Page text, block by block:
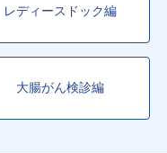
レディースドック編
大腸がん検診編